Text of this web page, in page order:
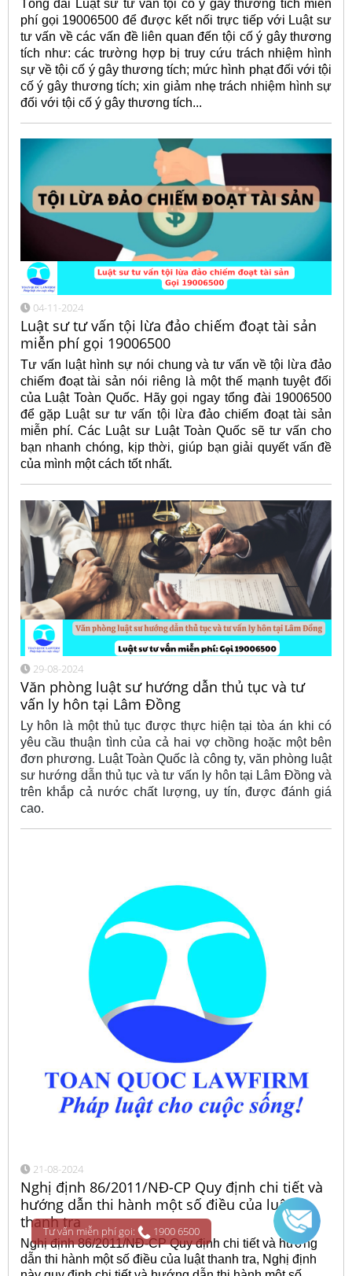
Tổng đài Luật sư tư vấn tội cố ý gây thương tích miễn
phí gọi 19006500 để được kết nối trực tiếp với Luật sư
tư vấn về các vấn đề liên quan đến tội cố ý gây thương
tích như: các trường hợp bị truy cứu trách nhiệm hình
sự về tội cố ý gây thương tích; mức hình phạt đối với tội
cố ý gây thương tích; xin giảm nhẹ trách nhiệm hình sự
đối với tội cố ý gây thương tích...
04-11-2024
Luật sư tư vấn tội lừa đảo chiếm đoạt tài sản
miễn phí gọi 19006500
Tư vấn luật hình sự nói chung và tư vấn về tội lừa đảo
chiếm đoạt tài sản nói riêng là một thế mạnh tuyệt đối
của Luật Toàn Quốc. Hãy gọi ngay tổng đài 19006500
để gặp Luật sư tư vấn tội lừa đảo chiếm đoạt tài sản
miễn phí. Các Luật sư Luật Toàn Quốc sẽ tư vấn cho
bạn nhanh chóng, kịp thời, giúp bạn giải quyết vấn đề
của mình một cách tốt nhất.
29-08-2024
Văn phòng luật sư hướng dẫn thủ tục và tư
vấn ly hôn tại Lâm Đồng
Ly hôn là một thủ tục được thực hiện tại tòa án khi có
yêu cầu thuận tình của cả hai vợ chồng hoặc một bên
đơn phương. Luật Toàn Quốc là công ty, văn phòng luật
sư hướng dẫn thủ tục và tư vấn ly hôn tại Lâm Đồng và
trên khắp cả nước chất lượng, uy tín, được đánh giá
cao.
21-08-2024
Nghị định 86/2011/NĐ-CP Quy định chi tiết và
hướng dẫn thi hành một số điều của luật
thanh tra
Nghị định 86/2011/NĐ-CP Quy định chi tiết và hướng
dẫn thi hành một số điều của luật thanh tra, Nghị định
Tư vấn miễn phí gọi: 1900 6500